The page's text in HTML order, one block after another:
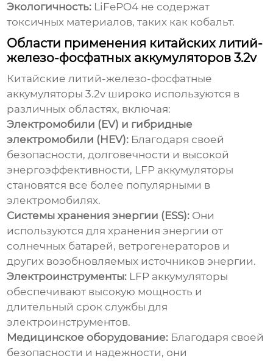
Экологичность: LiFePO4 не содержат
токсичных материалов, таких как кобальт.
Области применения китайских литий-
железо-фосфатных аккумуляторов 3.2v
Китайские литий-железо-фосфатные
аккумуляторы 3.2v широко используются в
различных областях, включая:
Электромобили (EV) и гибридные
электромобили (HEV): Благодаря своей
безопасности, долговечности и высокой
энергоэффективности, LFP аккумуляторы
становятся все более популярными в
электромобилях.
Системы хранения энергии (ESS): Они
используются для хранения энергии от
солнечных батарей, ветрогенераторов и
других возобновляемых источников энергии.
Электроинструменты: LFP аккумуляторы
обеспечивают высокую мощность и
длительный срок службы для
электроинструментов.
Медицинское оборудование: Благодаря своей
безопасности и надежности, они